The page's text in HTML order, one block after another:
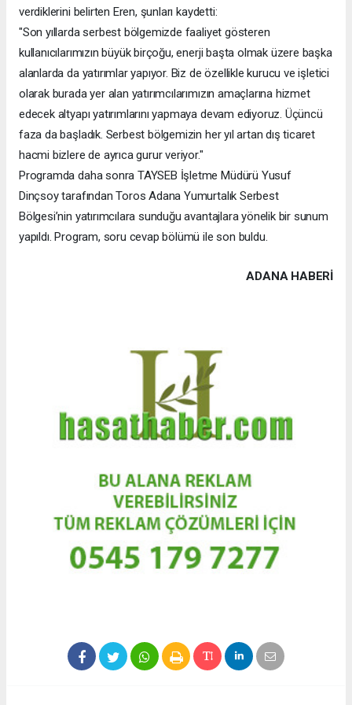
verdiklerini belirten Eren, şunları kaydetti:
"Son yıllarda serbest bölgemizde faaliyet gösteren
kullanıcılarımızın büyük birçoğu, enerji başta olmak üzere başka
alanlarda da yatırımlar yapıyor. Biz de özellikle kurucu ve işletici
olarak burada yer alan yatırımcılarımızın amaçlarına hizmet
edecek altyapı yatırımlarını yapmaya devam ediyoruz. Üçüncü
faza da başladık. Serbest bölgemizin her yıl artan dış ticaret
hacmi bizlere de ayrıca gurur veriyor."
Programda daha sonra TAYSEB İşletme Müdürü Yusuf
Dinçsoy tarafından Toros Adana Yumurtalık Serbest
Bölgesi’nin yatırımcılara sunduğu avantajlara yönelik bir sunum
yapıldı. Program, soru cevap bölümü ile son buldu.
ADANA HABERİ